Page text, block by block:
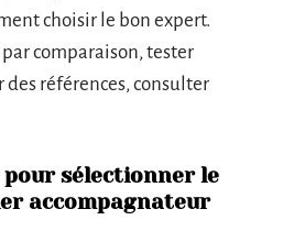
choisir le bon expert.
par comparaison, tester
des références, consulter
sélectionner le
accompagnateur